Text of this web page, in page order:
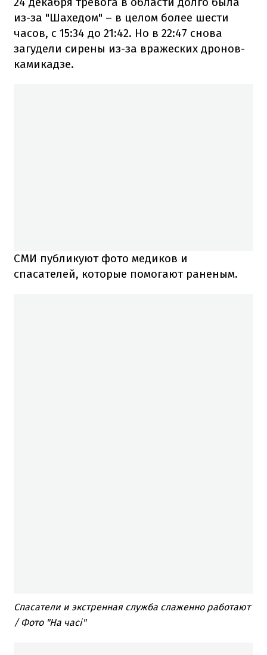
из-за "Шахедом" – в целом более шести
часов, с 15:34 до 21:42. Но в 22:47 снова
загудели сирены из-за вражеских дронов-
камикадзе.
СМИ публикуют фото медиков и
спасателей, которые помогают раненым.
Спасатели и экстренная служба слаженно работают
/ Фото "На часі"